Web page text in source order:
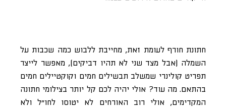
חתונת חורף לעומת זאת, מחייבת ללבוש כמה שכבות על
השמלה (אבל מצד שני לא תהיו דביקים), מאפשר לייצר
תפריט קולינרי שמשלב תבשילים חמים וקוקטיילים חמים
בהתאם. מה עוד? אולי יהיה לכם קל יותר בצילומי חתונה
המקדימים, אולי רוב האורחים לא יטוסו לחו”ל ולא